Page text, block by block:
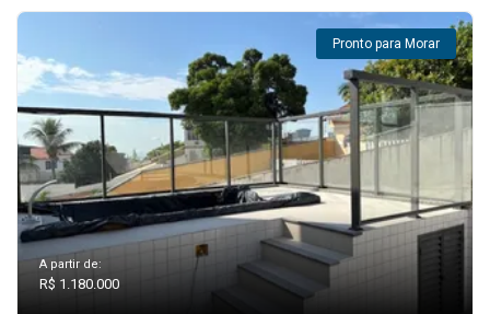
Pronto para Morar
A partir de:
R$ 1.180.000